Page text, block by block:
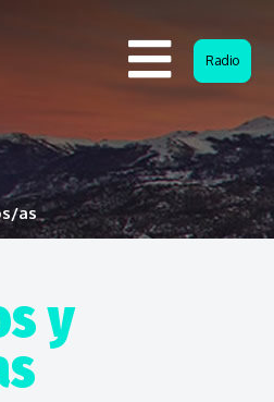
Radio
as
y